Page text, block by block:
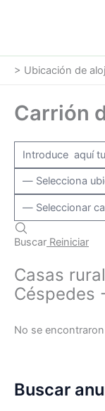
> Ubicación de
Carrión
Buscar Reiniciar
Casas
Céspedes
No se
Buscar